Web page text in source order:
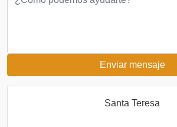
Enviar mensaje
Santa Teresa